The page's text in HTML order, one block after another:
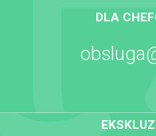
DLA